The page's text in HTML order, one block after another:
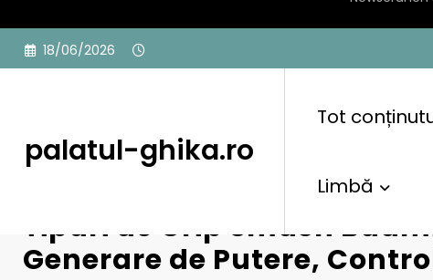
Skip
18/06/2026
palatul-ghika.ro
Tot
Limbă
Tipuri de Grip Smash
Generare de Putere,